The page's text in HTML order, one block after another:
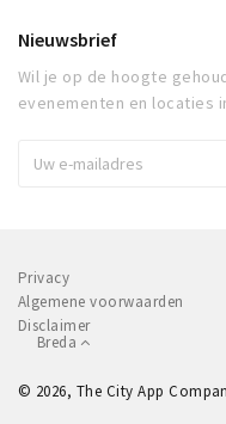
Nieuwsbrief
Wil je op de hoogte
evenementen en locaties
Privacy
Algemene voorwaarden
Disclaimer
Breda
© 2026, The City App